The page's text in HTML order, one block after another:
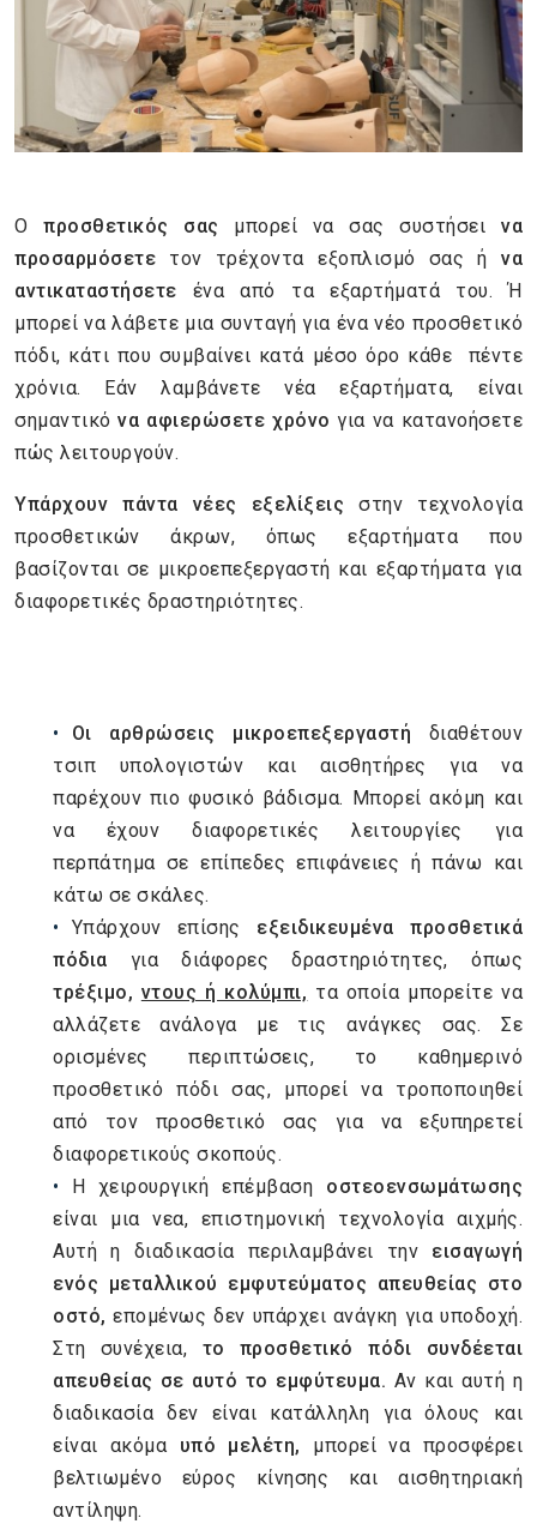
Οπροσθετικός σας μπορεί να σας συστήσεινα
προσαρμόσετε τον τρέχοντα εξοπλισμό σας ή να
αντικαταστήσετε ένα από τα εξαρτήματά του. Ή
μπορεί να λάβετε μια συνταγή για ένα νέο προσθετικό
πόδι, κάτι που συμβαίνει κατά μέσο όρο κάθε πέντε
χρόνια. Εάν λαμβάνετε νέα εξαρτήματα, είναι
σημαντικόνα αφιερώσετε χρόνο για να κατανοήσετε
πώς λειτουργούν.
Υπάρχουν πάντα νέες εξελίξεις στην τεχνολογία
προσθετικών άκρων, όπως εξαρτήματα που
βασίζονται σε μικροεπεξεργαστή και εξαρτήματα για
διαφορετικές δραστηριότητες.
Οι αρθρώσεις μικροεπεξεργαστή διαθέτουν
τσιπ υπολογιστών και αισθητήρες για να
παρέχουν πιο φυσικό βάδισμα. Μπορεί ακόμη και
να έχουν διαφορετικές λειτουργίες για
περπάτημα σε επίπεδες επιφάνειες ή πάνω και
κάτω σε σκάλες.
Υπάρχουν επίσης εξειδικευμένα προσθετικά
πόδια για διάφορες δραστηριότητες, όπως
τρέξιμο, ντους ή κολύμπι, τα οποία μπορείτε να
αλλάζετε ανάλογα με τις ανάγκες σας. Σε
ορισμένες περιπτώσεις, το καθημερινό
προσθετικό πόδι σας, μπορεί να τροποποιηθεί
από τον προσθετικό σας για να εξυπηρετεί
διαφορετικούς σκοπούς.
Η χειρουργική επέμβαση οστεοενσωμάτωσης
είναι μια νεα, επιστημονική τεχνολογία αιχμής.
Αυτή η διαδικασία περιλαμβάνει την εισαγωγή
ενός μεταλλικού εμφυτεύματος απευθείας στο
οστό, επομένως δεν υπάρχει ανάγκη για υποδοχή.
Στη συνέχεια, το προσθετικό πόδι συνδέεται
απευθείας σε αυτό το εμφύτευμα. Αν και αυτή η
διαδικασία δεν είναι κατάλληλη για όλους και
είναι ακόμα υπό μελέτη, μπορεί να προσφέρει
βελτιωμένο εύρος κίνησης και αισθητηριακή
αντίληψη.